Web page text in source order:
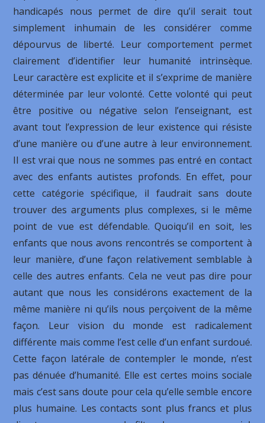
handicapés nous permet de dire qu’il serait tout
simplement inhumain de les considérer comme
dépourvus de liberté. Leur comportement permet
clairement d’identifier leur humanité intrinsèque.
Leur caractère est explicite et il s’exprime de manière
déterminée par leur volonté. Cette volonté qui peut
être positive ou négative selon l’enseignant, est
avant tout l’expression de leur existence qui résiste
d’une manière ou d’une autre à leur environnement.
Il est vrai que nous ne sommes pas entré en contact
avec des enfants autistes profonds. En effet, pour
cette catégorie spécifique, il faudrait sans doute
trouver des arguments plus complexes, si le même
point de vue est défendable. Quoiqu’il en soit, les
enfants que nous avons rencontrés se comportent à
leur manière, d’une façon relativement semblable à
celle des autres enfants. Cela ne veut pas dire pour
autant que nous les considérons exactement de la
même manière ni qu’ils nous perçoivent de la même
façon. Leur vision du monde est radicalement
différente mais comme l’est celle d’un enfant surdoué.
Cette façon latérale de contempler le monde, n’est
pas dénuée d’humanité. Elle est certes moins sociale
mais c’est sans doute pour cela qu’elle semble encore
plus humaine. Les contacts sont plus francs et plus